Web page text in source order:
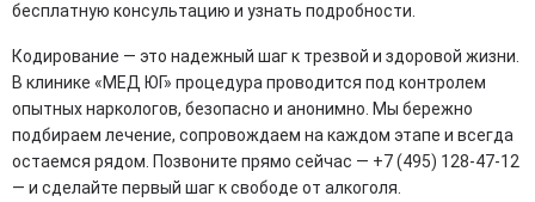
бесплатную консультацию и узнать подробности.
Кодирование — это надежный шаг к трезвой и здоровой жизни.
В клинике «МЕД ЮГ» процедура проводится под контролем
опытных наркологов, безопасно и анонимно. Мы бережно
подбираем лечение, сопровождаем на каждом этапе и всегда
остаемся рядом. Позвоните прямо сейчас — +7 (495) 128-47-12
— и сделайте первый шаг к свободе от алкоголя.